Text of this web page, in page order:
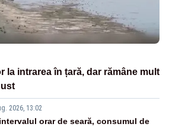
la intrarea în țară, dar rămâne mult
2026, 13:02
orar de seară, consumul de